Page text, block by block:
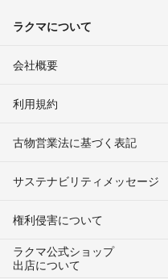
ラクマについて
会社概要
利用規約
古物営業法に基づく表記
サステナビリティメッセージ
権利侵害について
ラクマ公式ショップ
出店について